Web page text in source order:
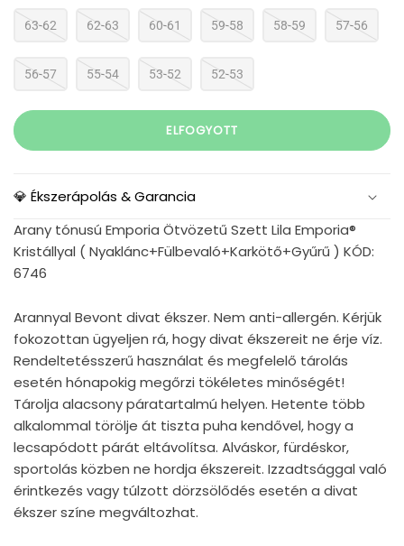
63-62 62-63 60-61 59-58 58-59 57-56
56-57 55-54 53-52 52-53
ELFOGYOTT
💎 Ékszerápolás & Garancia
Arany tónusú Emporia Ötvözetű Szett Lila Emporia®
Kristállyal ( Nyaklánc+Fülbevaló+Karkötő+Gyűrű ) KÓD:
6746
Arannyal Bevont divat ékszer. Nem anti-allergén. Kérjük
fokozottan ügyeljen rá, hogy divat ékszereit ne érje víz.
Rendeltetésszerű használat és megfelelő tárolás
esetén hónapokig megőrzi tökéletes minőségét!
Tárolja alacsony páratartalmú helyen. Hetente több
alkalommal törölje át tiszta puha kendővel, hogy a
lecsapódott párát eltávolítsa. Alváskor, fürdéskor,
sportolás közben ne hordja ékszereit. Izzadtsággal való
érintkezés vagy túlzott dörzsölődés esetén a divat
ékszer színe megváltozhat.